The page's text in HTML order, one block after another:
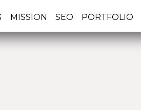
MISSION SEO PORTFOLIO